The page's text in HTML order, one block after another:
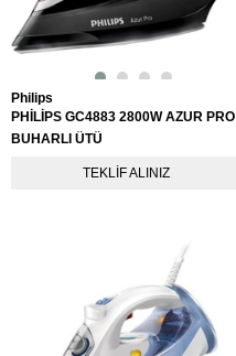
TEKLIF ALINIZ
Philips
PHİLİPS GC4883 2800W AZUR PRO
BUHARLI ÜTÜ